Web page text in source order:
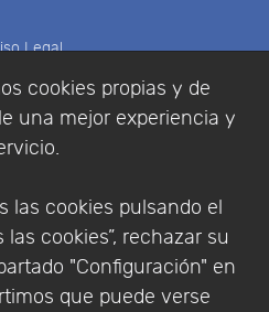
cookies propias y de
una mejor experiencia y
las cookies pulsando el
cookies”, rechazar su
"Configuración" en
que puede verse
Legal
Privacidad
de compra